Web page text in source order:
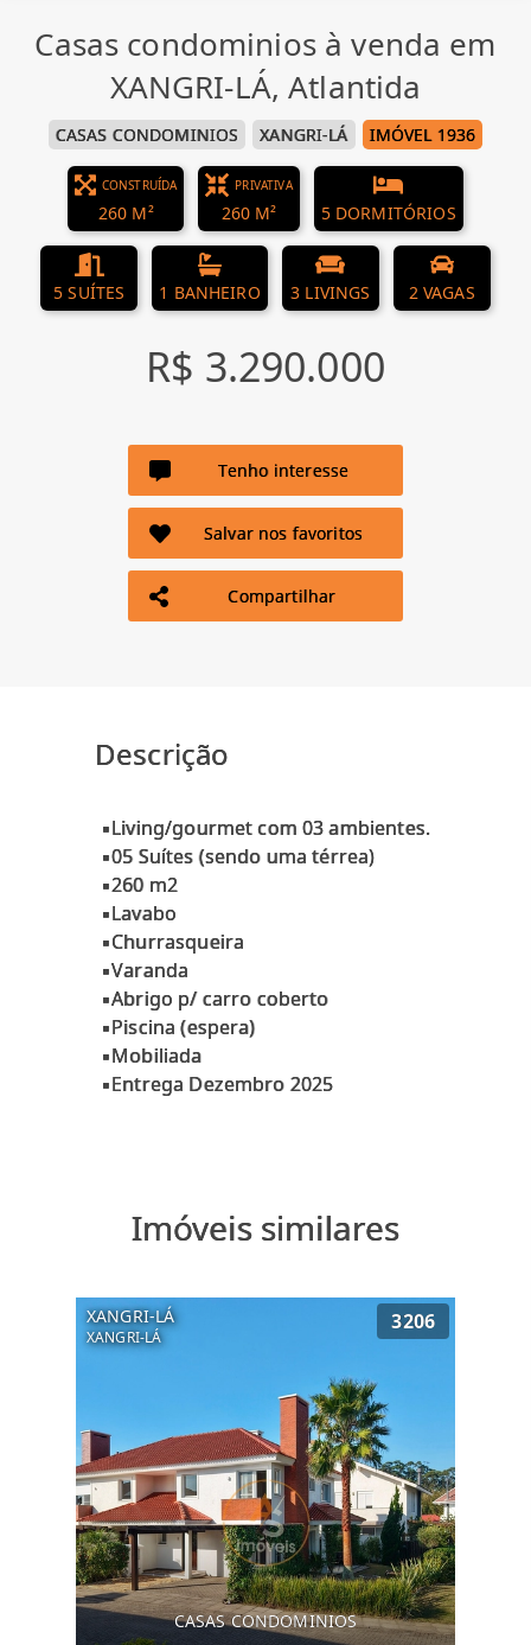
Casas condominios à venda em
XANGRI-LÁ, Atlantida
CASAS CONDOMINIOS XANGRI-LÁ IMÓVEL 1936
CONSTRUÍDA
260 M²
PRIVATIVA
260 M² 5 DORMITÓRIOS
5 SUÍTES 1 BANHEIRO 3 LIVINGS 2 VAGAS
R$ 3.290.000
Tenho interesse
Salvar nos favoritos
Compartilhar
Descrição
▪Living/gourmet com 03 ambientes.
▪05 Suítes (sendo uma térrea)
▪260 m2
▪Lavabo
▪Churrasqueira
▪Varanda
▪Abrigo p/ carro coberto
▪Piscina (espera)
▪Mobiliada
Imóveis similares
XANGRI-LÁ
XANGRI-LÁ
3206
CASAS CONDOMINIOS